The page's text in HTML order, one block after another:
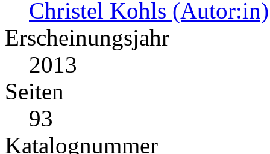
Christel Kohls (Autor:in)
Erscheinungsjahr
2013
Seiten
93
Katalognummer